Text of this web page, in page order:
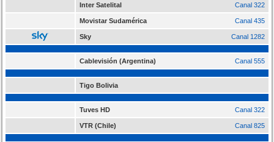
Inter Satelital Canal 322
Movistar Sudamérica Canal 435
Sky Canal 1282
Cablevisión (Argentina) Canal 555
Tigo Bolivia
Tuves HD Canal 322
VTR (Chile) Canal 825